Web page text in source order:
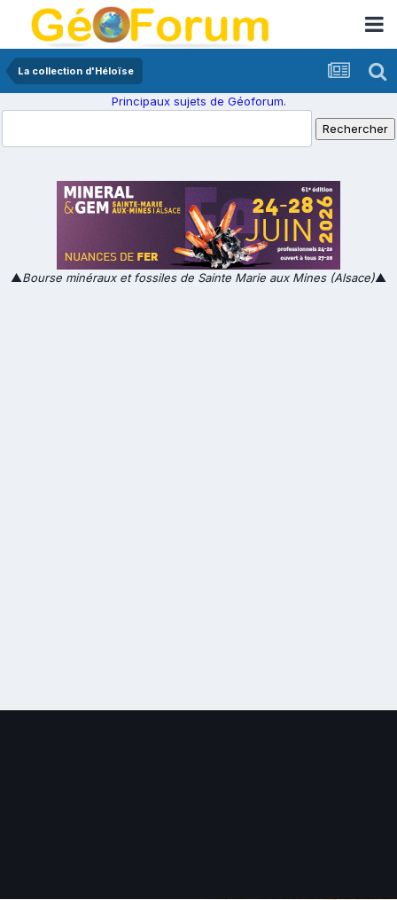
La collection d'Héloïse
Principaux sujets de Géoforum.
▲Bourse minéraux et fossiles de Sainte Marie aux Mines (Alsace)▲